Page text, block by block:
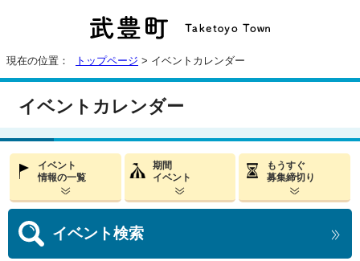
現在の位置： トップページ > イベントカレンダー
イベントカレンダー
イベント
情報の一覧
期間
イベント
もうすぐ
募集締切り
イベント検索